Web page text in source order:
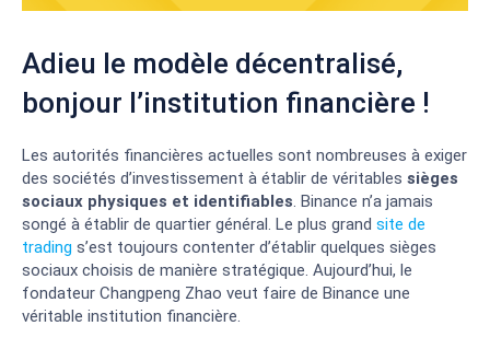
Adieu le modèle décentralisé,
bonjour l’institution financière !
Les autorités financières actuelles sont nombreuses à exiger
des sociétés d’investissement à établir de véritables sièges
sociaux physiques et identifiables. Binance n’a jamais
songé à établir de quartier général. Le plus grand site de
trading s’est toujours contenter d’établir quelques sièges
sociaux choisis de manière stratégique. Aujourd’hui, le
fondateur Changpeng Zhao veut faire de Binance une
véritable institution financière.